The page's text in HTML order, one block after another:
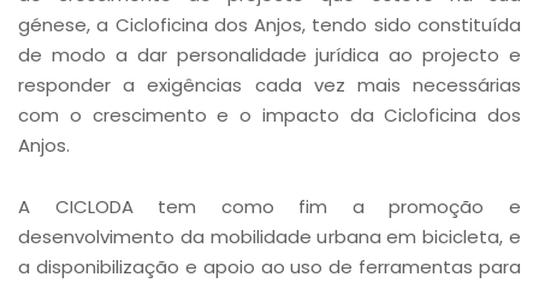
génese, a Cicloficina dos Anjos, tendo sido constituída
de modo a dar personalidade jurídica ao projecto e
responder a exigências cada vez mais necessárias
com o crescimento e o impacto da Cicloficina dos
Anjos.
A CICLODA tem como fim a promoção e
desenvolvimento da mobilidade urbana em bicicleta, e
a disponibilização e apoio ao uso de ferramentas para